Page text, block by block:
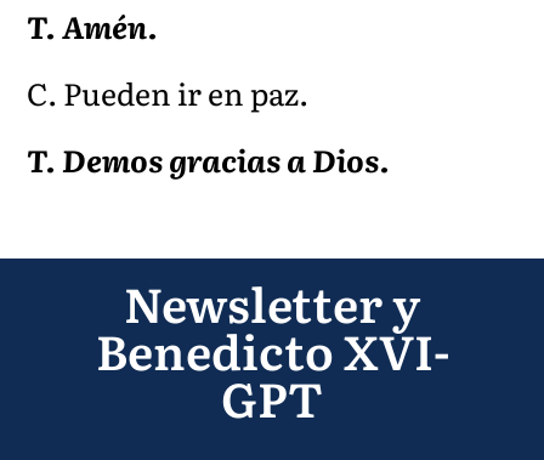
T. Amén.
C. Pueden ir en paz.
T. Demos gracias a Dios.
Newsletter y
Benedicto XVI-
GPT